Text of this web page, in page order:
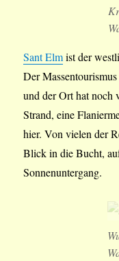
Sant Elmist der
Der
und der Ort hat noch
Strand, eine
hier. Von vielen der
Blick in die Bucht,
Sonnenuntergang.